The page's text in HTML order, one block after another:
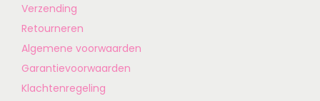
Verzending
Retourneren
Algemene voorwaarden
Garantievoorwaarden
Klachtenregeling